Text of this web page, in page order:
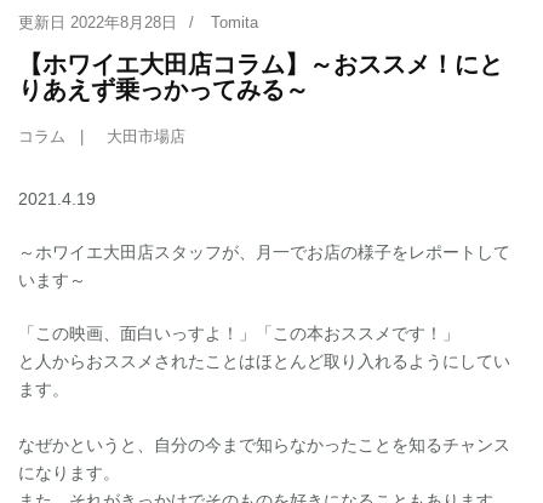
更新日 2022年8月28日 / Tomita
【ホワイエ大田店コラム】～おススメ！にと
りあえず乗っかってみる～
コラム 大田市場店
2021.4.19
～ホワイエ大田店スタッフが、月一でお店の様子をレポートして
います～
「この映画、面白いっすよ！」「この本おススメです！」
と人からおススメされたことはほとんど取り入れるようにしてい
ます。
なぜかというと、自分の今まで知らなかったことを知るチャンス
になります。